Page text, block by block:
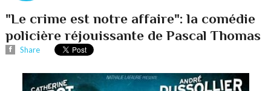
"Le crime est notre affaire": la comédie
policière réjouissante de Pascal Thomas
Share